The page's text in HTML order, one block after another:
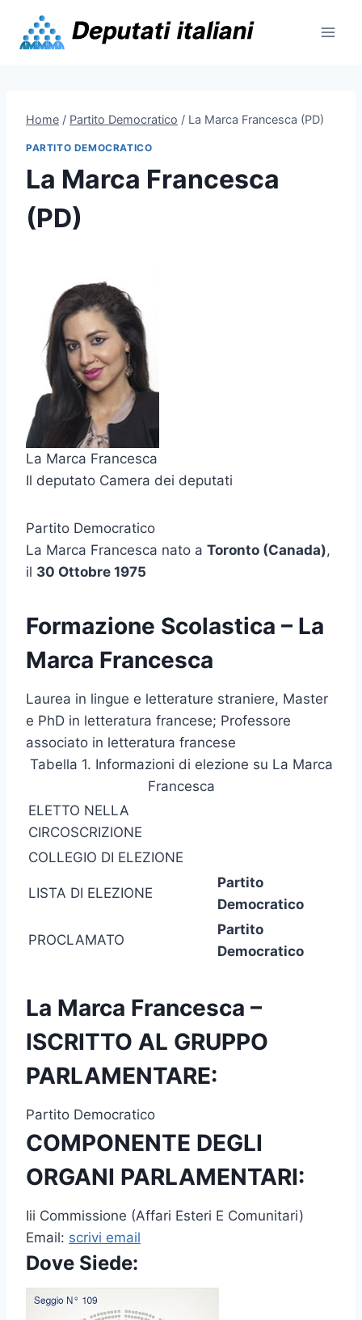
content
Home / Partito Democratico / La Marca Francesca (PD)
PARTITO DEMOCRATICO
La Marca Francesca
(PD)
La Marca Francesca
Il deputato Camera dei deputati
Partito Democratico
La Marca Francesca nato a Toronto (Canada),
il 30 Ottobre 1975
Formazione Scolastica – La
Marca Francesca
Laurea in lingue e letterature straniere, Master
e PhD in letteratura francese; Professore
associato in letteratura francese
Tabella 1. Informazioni di elezione su La Marca
Francesca
ELETTO NELLA
CIRCOSCRIZIONE
COLLEGIO DI ELEZIONE
LISTA DI ELEZIONE
Partito
Democratico
PROCLAMATO
Partito
Democratico
La Marca Francesca –
ISCRITTO AL GRUPPO
PARLAMENTARE:
Partito Democratico
COMPONENTE DEGLI
ORGANI PARLAMENTARI:
Iii Commissione (Affari Esteri E Comunitari)
Email: scrivi email
Dove Siede: